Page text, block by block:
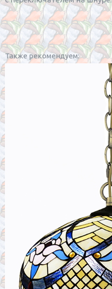
Также рекомендуем: